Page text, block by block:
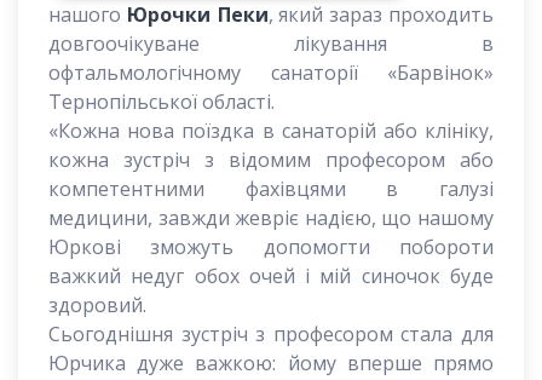
нашого Юрочки Пеки, який зараз проходить
довгоочікуване лікування в
офтальмологічному санаторії «Барвінок»
Тернопільської області.
«Кожна нова поїздка в санаторій або клініку,
кожна зустріч з відомим професором або
компетентними фахівцями в галузі
медицини, завжди жевріє надією, що нашому
Юркові зможуть допомогти побороти
важкий недуг обох очей і мій синочок буде
здоровий.
Сьогоднішня зустріч з професором стала для
Юрчика дуже важкою: йому вперше прямо